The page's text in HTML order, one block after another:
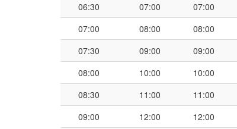
06:30
07:00 07:00
07:00
08:00 08:00
07:30
09:00 09:00
08:00
10:00 10:00
08:30
11:00 11:00
09:00
12:00 12:00